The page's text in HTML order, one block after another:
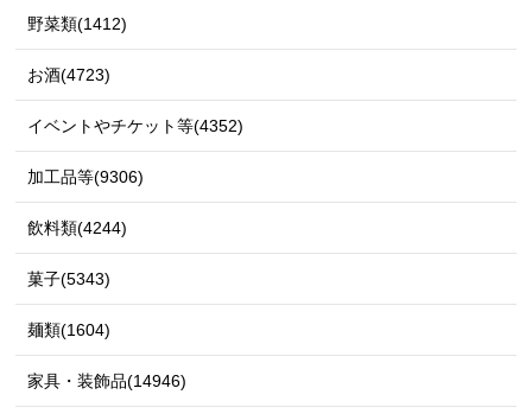
野菜類(1412)
お酒(4723)
イベントやチケット等(4352)
加工品等(9306)
飲料類(4244)
菓子(5343)
麺類(1604)
家具・装飾品(14946)